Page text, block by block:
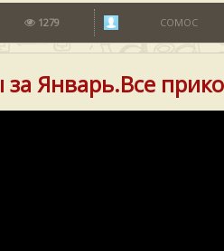
1279 COMOC
Январь.Все